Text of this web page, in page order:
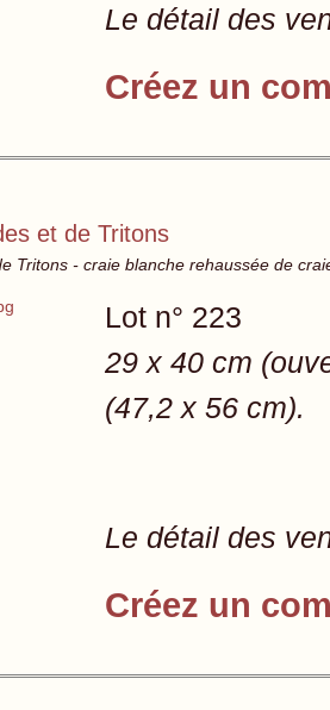
Le détail des
Créez un
et de Tritons
Tritons - craie blanche rehaussée de
Lot n° 223
29 x 40 cm
(47,2 x 56 cm).
Le détail des
Créez un